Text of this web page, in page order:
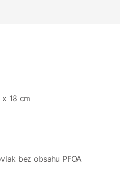
x 18 cm
bez obsahu PFOA